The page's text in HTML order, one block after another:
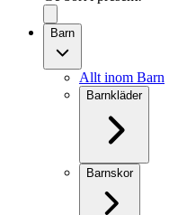
Barn
Allt inom Barn
Barnkläder
Barnskor